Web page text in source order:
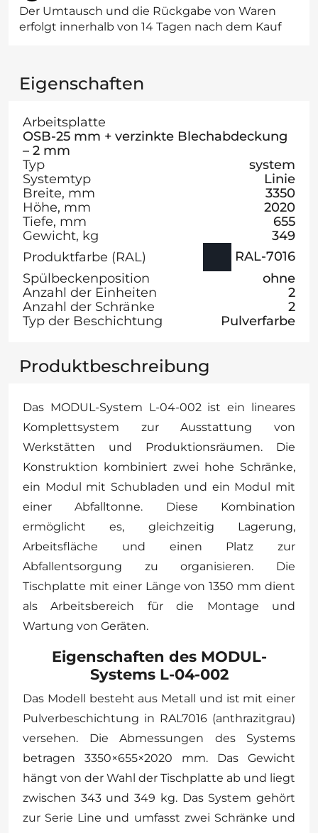
Der Umtausch und die Rückgabe von Waren
erfolgt innerhalb von 14 Tagen nach dem Kauf
Eigenschaften
Arbeitsplatte
OSB-25 mm + verzinkte Blechabdeckung
– 2 mm
Typ
system
Systemtyp
Linie
Breite, mm
3350
Höhe, mm
2020
Tiefe, mm
655
Gewicht, kg
349
Produktfarbe (RAL)
RAL-7016
Spülbeckenposition
ohne
Anzahl der Einheiten
2
Anzahl der Schränke
2
Typ der Beschichtung
Pulverfarbe
Produktbeschreibung
Das MODUL-System L-04-002 ist ein lineares
Komplettsystem zur Ausstattung von
Werkstätten und Produktionsräumen. Die
Konstruktion kombiniert zwei hohe Schränke,
ein Modul mit Schubladen und ein Modul mit
einer Abfalltonne. Diese Kombination
ermöglicht es, gleichzeitig Lagerung,
Arbeitsfläche und einen Platz zur
Abfallentsorgung zu organisieren. Die
Tischplatte mit einer Länge von 1350 mm dient
als Arbeitsbereich für die Montage und
Wartung von Geräten.
Eigenschaften des MODUL-
Systems L-04-002
Das Modell besteht aus Metall und ist mit einer
Pulverbeschichtung in RAL7016 (anthrazitgrau)
versehen. Die Abmessungen des Systems
betragen 3350×655×2020 mm. Das Gewicht
hängt von der Wahl der Tischplatte ab und liegt
zwischen 343 und 349 kg. Das System gehört
zur Serie Line und umfasst zwei Schränke und